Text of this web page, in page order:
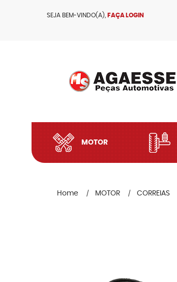
SEJA BEM-VINDO(A), FAÇA LOGIN
MOTOR
Home MOTOR CORREIAS